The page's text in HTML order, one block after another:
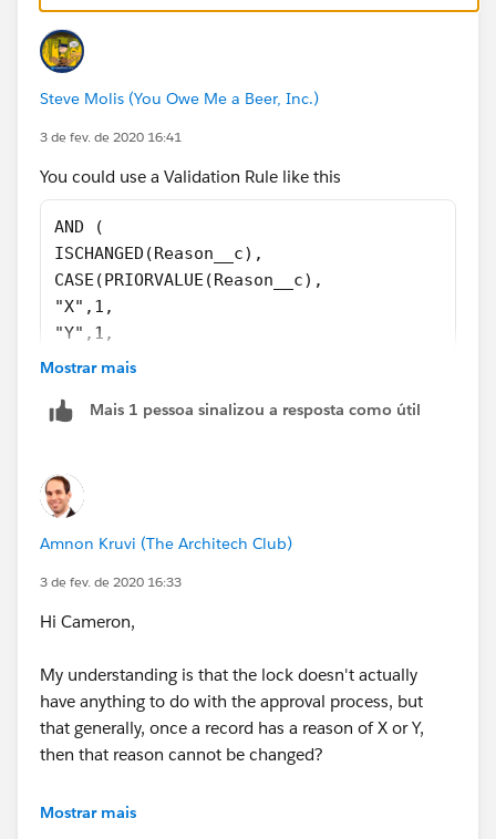
VR 2 should look like this:
ISCHANGED(Status__c),
OR(
   TEXT(Status__c) = "Y"
  ),
ISBLANK(Reason__c)
)
Steve Molis (You Owe Me a Beer, Inc.)
3 de fev. de 2020 16:41
You could use a Validation Rule like this
AND (
ISCHANGED(Reason__c),
CASE(PRIORVALUE(Reason__c),
"X",1,
"Y",1,
0 ) = 1
Mostrar mais
Mais 1 pessoa sinalizou a resposta como útil
Amnon Kruvi (The Architech Club)
3 de fev. de 2020 16:33
Hi Cameron,
My understanding is that the lock doesn't actually
have anything to do with the approval process, but
that generally, once a record has a reason of X or Y,
then that reason cannot be changed?
If so, you can try a validation rule like this:
Mostrar mais